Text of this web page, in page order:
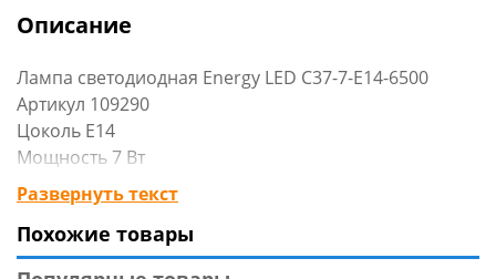
Описание
Лампа светодиодная Energy LED С37-7-E14-6500
Артикул 109290
Цоколь E14
Мощность 7 Вт
Световой поток 510 люмен
Срок службы 10 000 часов
Цветовая температура 6500 К (холодный свет)
Класс энергоэффективности А
Развернуть текст
Похожие товары